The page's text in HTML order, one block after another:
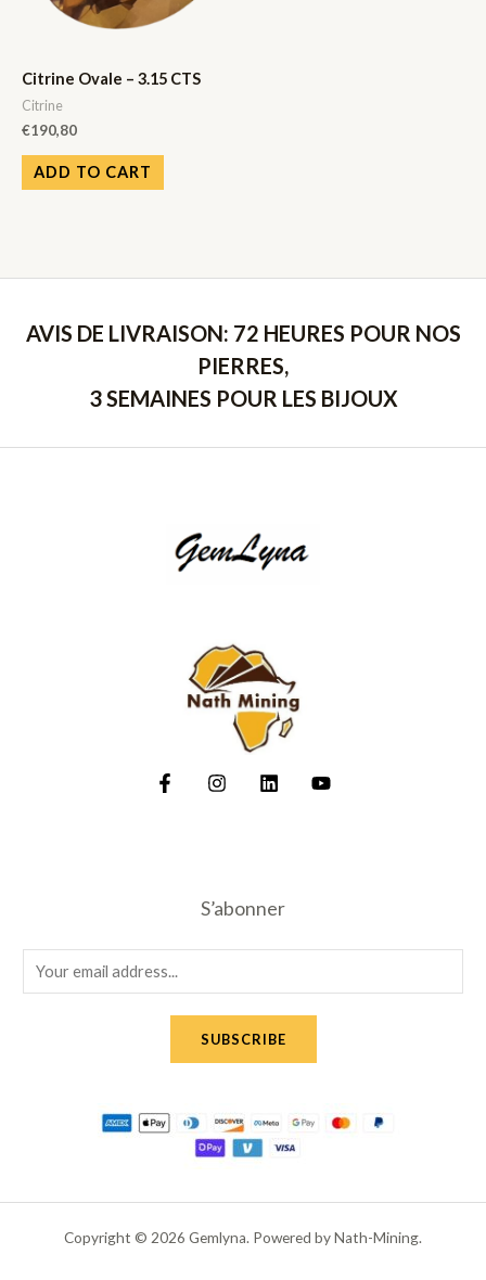
Citrine Ovale – 3.15 CTS
Citrine
€190,80
ADD TO CART
AVIS DE LIVRAISON: 72 HEURES POUR NOS
PIERRES,
3 SEMAINES POUR LES BIJOUX
S’abonner
m
SUBSCRIBE
Copyright © 2026 Gemlyna. Powered by Nath-Mining.